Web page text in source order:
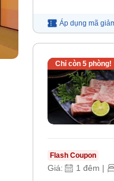
Áp dụng mã
Chỉ còn 5phòng!
Flash Coupon
Giá: 1 đêm |